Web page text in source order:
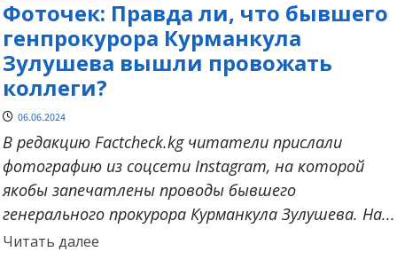
Фоточек: Правда ли, что бывшего
генпрокурора Курманкула
Зулушева вышли провожать
коллеги?
06.06.2024
В редакцию Factcheck.kg читатели прислали
фотографию из соцсети Instagram, на которой
якобы запечатлены проводы бывшего
генерального прокурора Курманкула Зулушева. На...
Читать далееПрочитать